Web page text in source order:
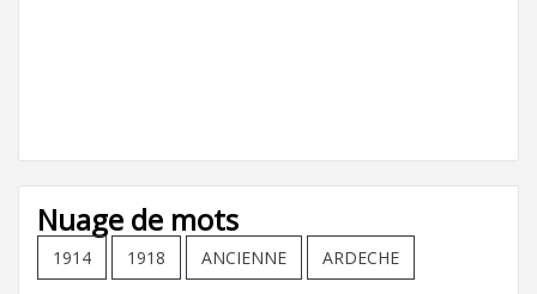
Nuage de mots
1914 1918 ANCIENNE ARDECHE